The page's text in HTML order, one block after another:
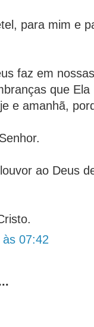
para mim e
faz em
que
e amanhã,
ao Deus
07:42